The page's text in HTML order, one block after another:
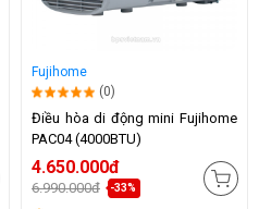
Fujihome
(0)
Điều hòa di động mini Fujihome
PAC04 (4000BTU)
4.650.000đ
6.990.000đ -33%